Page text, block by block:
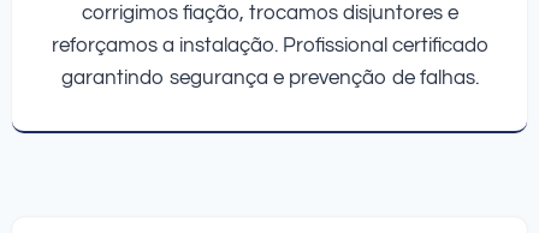
corrigimos fiação, trocamos disjuntores e
reforçamos a instalação. Profissional certificado
garantindo segurança e prevenção de falhas.